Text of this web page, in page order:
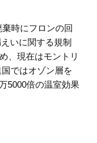
時にフロンの回
いに関する規制
、現在はモントリ
ではオゾン層を
5000倍の温室効果